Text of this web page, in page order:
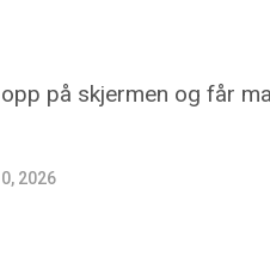
på skjermen og får
2026